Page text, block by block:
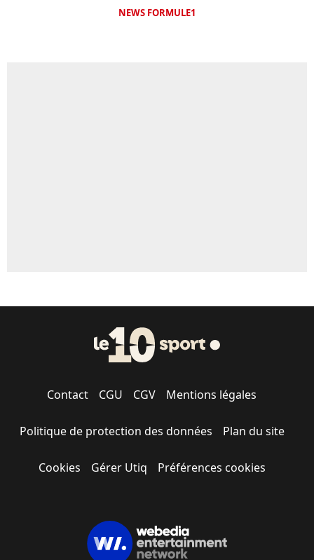
NEWS FORMULE1
Contact CGU CGV Mentions légales
Politique de protection des données Plan du site
Cookies Gérer Utiq Préférences cookies